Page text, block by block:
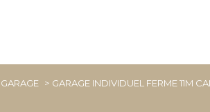
GARAGE GARAGE INDIVIDUEL FERME 11M